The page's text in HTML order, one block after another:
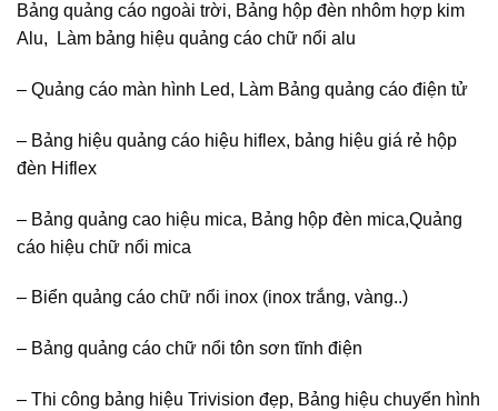
Bảng quảng cáo ngoài trời, Bảng hộp đèn nhôm hợp kim
Alu, Làm bảng hiệu quảng cáo chữ nổi alu
– Quảng cáo màn hình Led, Làm Bảng quảng cáo điện tử
– Bảng hiệu quảng cáo hiệu hiflex, bảng hiệu giá rẻ hộp
đèn Hiflex
– Bảng quảng cao hiệu mica, Bảng hộp đèn mica,Quảng
cáo hiệu chữ nổi mica
– Biển quảng cáo chữ nổi inox (inox trắng, vàng..)
– Bảng quảng cáo chữ nổi tôn sơn tĩnh điện
– Thi công bảng hiệu Trivision đẹp, Bảng hiệu chuyển hình